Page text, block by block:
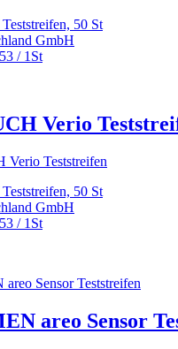
50 St
GmbH
/ 1St
Verio
50 St
GmbH
/ 1St
areo Sensor